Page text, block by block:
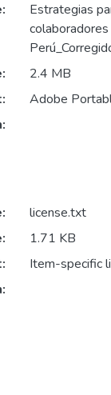
Estrategias
2.4 MB
Adobe
license.txt
1.71 KB
Item-specific